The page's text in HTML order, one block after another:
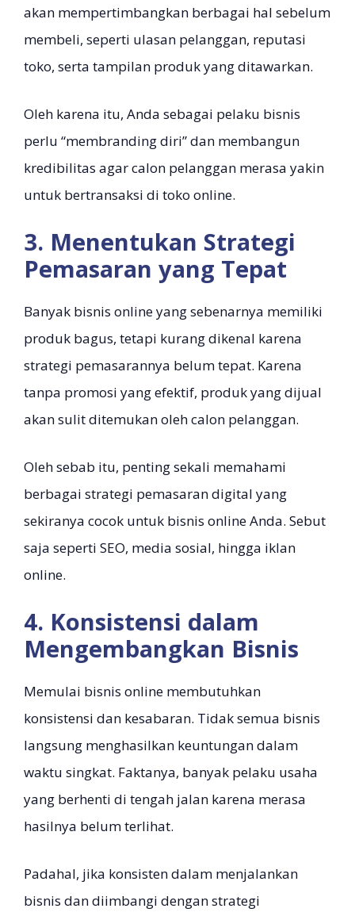
akan mempertimbangkan berbagai hal sebelum
membeli, seperti ulasan pelanggan, reputasi
toko, serta tampilan produk yang ditawarkan.
Oleh karena itu, Anda sebagai pelaku bisnis
perlu “membranding diri” dan membangun
kredibilitas agar calon pelanggan merasa yakin
untuk bertransaksi di toko online.
3. Menentukan Strategi
Pemasaran yang Tepat
Banyak bisnis online yang sebenarnya memiliki
produk bagus, tetapi kurang dikenal karena
strategi pemasarannya belum tepat. Karena
tanpa promosi yang efektif, produk yang dijual
akan sulit ditemukan oleh calon pelanggan.
Oleh sebab itu, penting sekali memahami
berbagai strategi pemasaran digital yang
sekiranya cocok untuk bisnis online Anda. Sebut
saja seperti SEO, media sosial, hingga iklan
online.
4. Konsistensi dalam
Mengembangkan Bisnis
Memulai bisnis online membutuhkan
konsistensi dan kesabaran. Tidak semua bisnis
langsung menghasilkan keuntungan dalam
waktu singkat. Faktanya, banyak pelaku usaha
yang berhenti di tengah jalan karena merasa
hasilnya belum terlihat.
Padahal, jika konsisten dalam menjalankan
bisnis dan diimbangi dengan strategi